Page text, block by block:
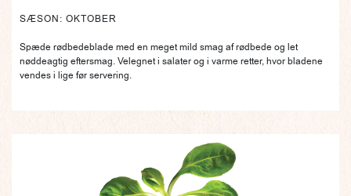
SÆSON: OKTOBER
Spæde rødbedeblade med en meget mild smag af rødbede og let
nøddeagtig eftersmag. Velegnet i salater og i varme retter, hvor bladene
vendes i lige før servering.